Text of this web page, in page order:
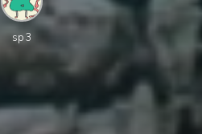
sp3